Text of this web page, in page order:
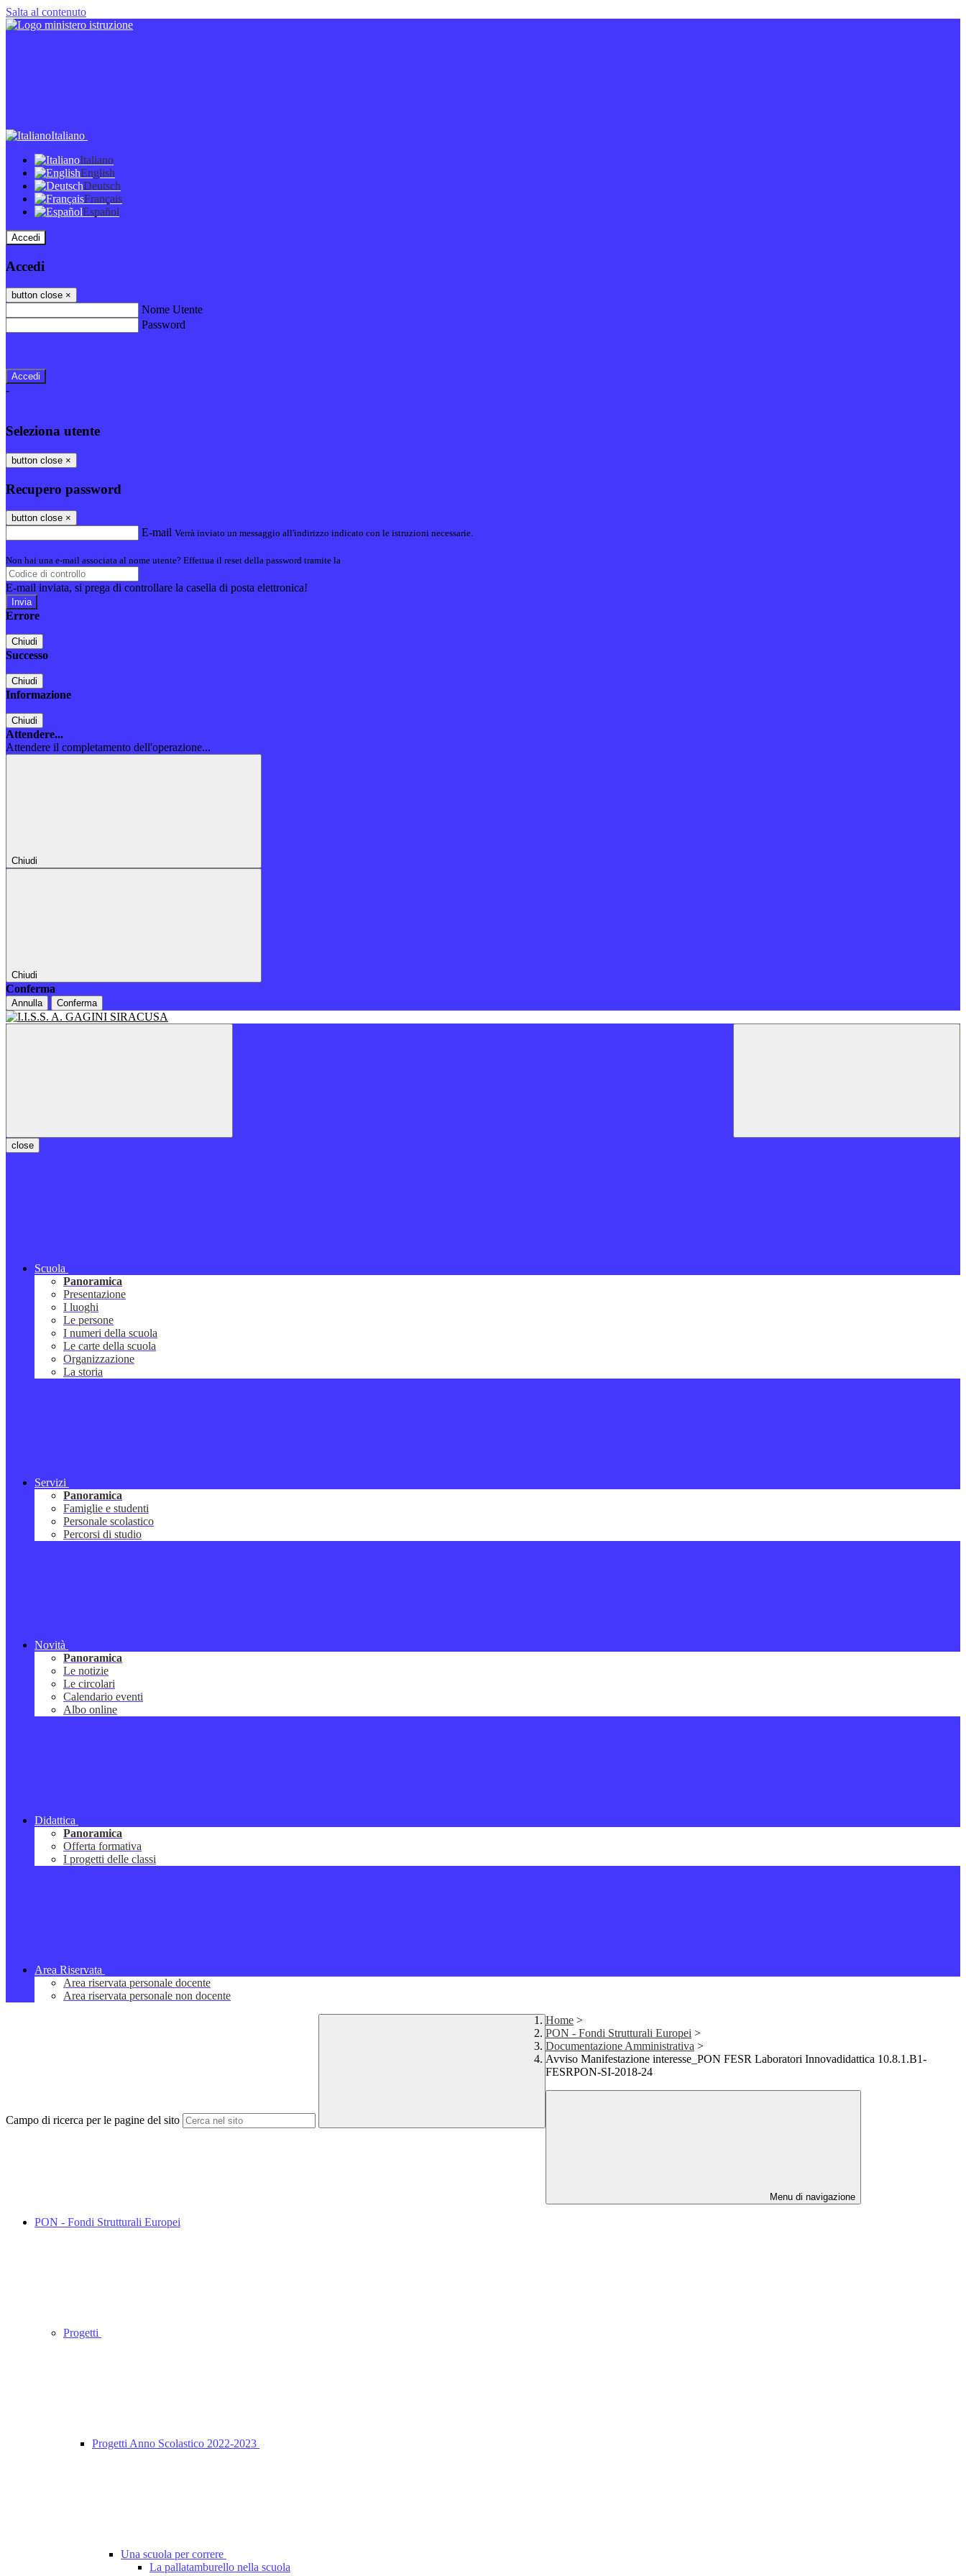
Salta al contenuto
Italiano
Italiano
English
Deutsch
Français
Español
Accedi
Accedi
button close ×
Nome Utente
Password
-
Seleziona utente
button close ×
Recupero password
button close ×
E-mail Verrà inviato un messaggio all'indirizzo indicato con le istruzioni necessarie.
Non hai una e-mail associata al nome utente? Effettua il reset della password tramite la
E-mail inviata, si prega di controllare la casella di posta elettronica!
Errore
Chiudi
Successo
Chiudi
Informazione
Chiudi
Attendere...
Attendere il completamento dell'operazione...
Chiudi
Chiudi
Conferma
Annulla Conferma
close
Scuola
Panoramica
Presentazione
I luoghi
Le persone
I numeri della scuola
Le carte della scuola
Organizzazione
La storia
Servizi
Panoramica
Famiglie e studenti
Personale scolastico
Percorsi di studio
Novità
Panoramica
Le notizie
Le circolari
Calendario eventi
Albo online
Didattica
Panoramica
Offerta formativa
I progetti delle classi
Area Riservata
Area riservata personale docente
Area riservata personale non docente
Campo di ricerca per le pagine del sito
Home >
PON - Fondi Strutturali Europei >
Documentazione Amministrativa >
Avviso Manifestazione interesse_PON FESR Laboratori Innovadidattica 10.8.1.B1-
FESRPON-SI-2018-24
Menu di navigazione
PON - Fondi Strutturali Europei
Progetti
Progetti Anno Scolastico 2022-2023
Una scuola per correre
La pallatamburello nella scuola